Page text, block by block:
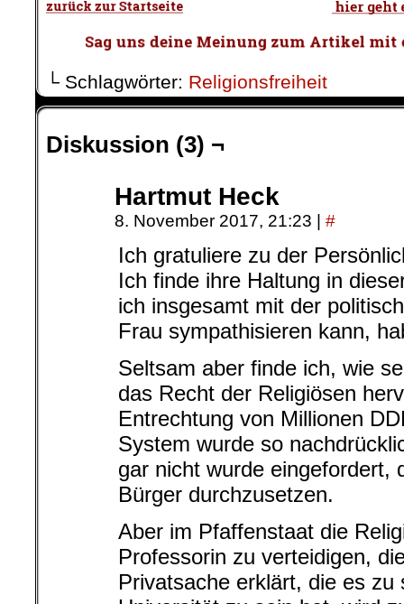
└ Schlagwörter: Religionsfreiheit
Diskussion (3) ¬
Hartmut Heck
8. November 2017, 21:23 #
Ich gratuliere zu der
Ich finde ihre Haltung in
ich insgesamt mit der
Frau sympathisieren kann,
Seltsam aber finde ich, wie
das Recht der Religiösen
Entrechtung von Millionen
System wurde so
gar nicht wurde eingefordert,
Bürger durchzusetzen.
Aber im Pfaffenstaat die
Professorin zu verteidigen,
Privatsache erklärt, die es